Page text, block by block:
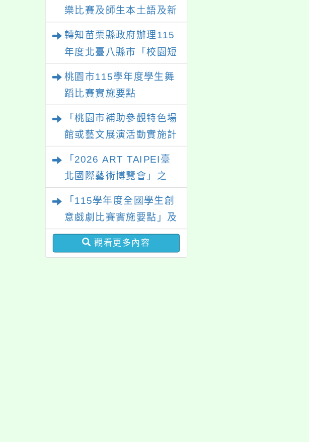
樂比賽及師生本土語及新
住民語歌謠比賽
轉知苗栗縣政府辦理115
年度北臺八縣市「校園短
桃園市115學年度學生舞
蹈比賽實施要點
「桃園市補助參觀特色場
館或藝文展演活動實施計
「2026 ART TAIPEI臺
北國際藝術博覽會」之
「115學年度全國學生創
意戲劇比賽實施要點」及
修正內容對照表
觀看更多內容